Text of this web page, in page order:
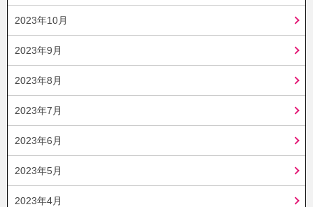
2023年10月
2023年9月
2023年8月
2023年7月
2023年6月
2023年5月
2023年4月